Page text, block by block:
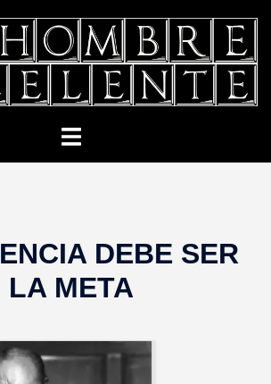
Alternar
DEBE SER
LA META